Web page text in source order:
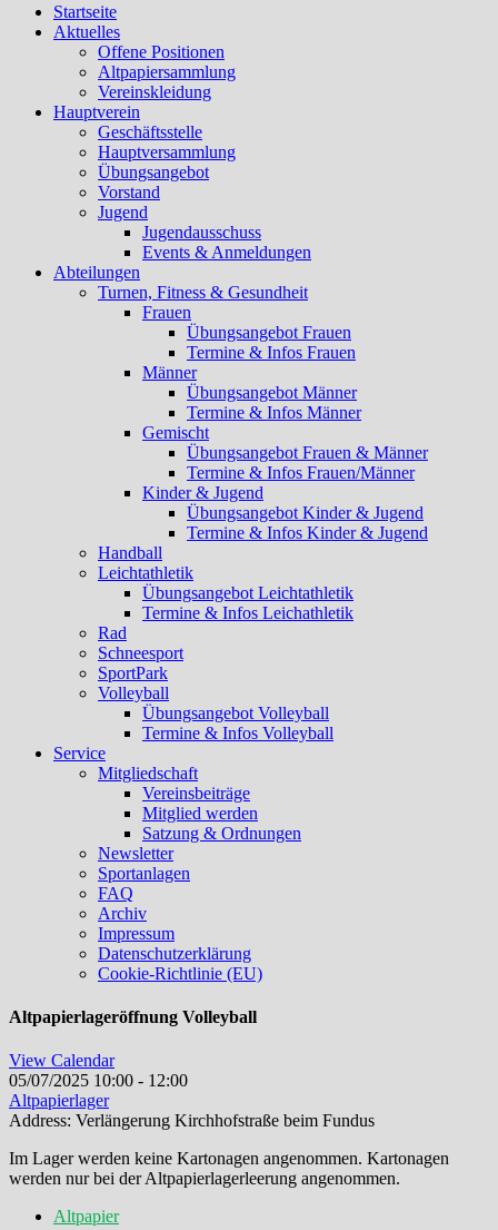
Startseite
Aktuelles
Offene Positionen
Altpapiersammlung
Vereinskleidung
Hauptverein
Geschäftsstelle
Hauptversammlung
Übungsangebot
Vorstand
Jugend
Jugendausschuss
Events & Anmeldungen
Abteilungen
Turnen, Fitness & Gesundheit
Frauen
Übungsangebot Frauen
Termine & Infos Frauen
Männer
Übungsangebot Männer
Termine & Infos Männer
Gemischt
Übungsangebot Frauen & Männer
Termine & Infos Frauen/Männer
Kinder & Jugend
Übungsangebot Kinder & Jugend
Termine & Infos Kinder & Jugend
Handball
Leichtathletik
Übungsangebot Leichtathletik
Termine & Infos Leichathletik
Rad
Schneesport
SportPark
Volleyball
Übungsangebot Volleyball
Termine & Infos Volleyball
Service
Mitgliedschaft
Vereinsbeiträge
Mitglied werden
Satzung & Ordnungen
Newsletter
Sportanlagen
FAQ
Archiv
Impressum
Datenschutzerklärung
Cookie-Richtlinie (EU)
Altpapierlageröffnung Volleyball
View Calendar
05/07/2025 10:00 - 12:00
Altpapierlager
Address: Verlängerung Kirchhofstraße beim Fundus
Im Lager werden keine Kartonagen angenommen. Kartonagen
werden nur bei der Altpapierlagerleerung angenommen.
Altpapier